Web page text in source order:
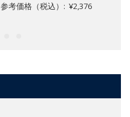
参考価格（税込）: ¥2,376